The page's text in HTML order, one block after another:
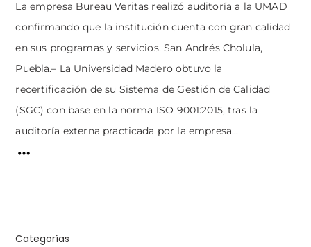
La empresa Bureau Veritas realizó auditoría a la UMAD
confirmando que la institución cuenta con gran calidad
en sus programas y servicios. San Andrés Cholula,
Puebla.– La Universidad Madero obtuvo la
recertificación de su Sistema de Gestión de Calidad
(SGC) con base en la norma ISO 9001:2015, tras la
auditoría externa practicada por la empresa...
Categorías